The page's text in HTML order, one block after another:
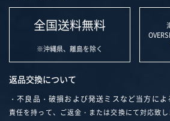
全国送料無料
※沖縄県、離島を除く
返品交換について
・不良品・破損および発送ミスなど当方に
責任を持って、ご返金・または交換にて対応致し